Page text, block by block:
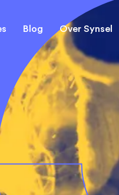
Engineers
Technische
Mechanical Engineers
Monteurs Technische
Dienst
Blog Over Synsel